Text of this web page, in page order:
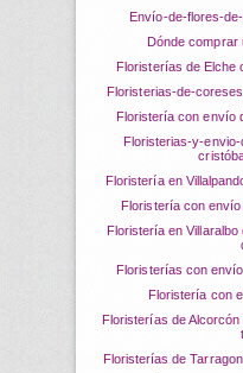
envío-de-flores-
Dónde
Floristerías de
floristerias-de-
Floristería con envío
floristerias-y-envio-de-flores-a-domicilio-en-san-
Floristería en
Floristería con
Floristería en Villaralbo especializada en bodas y envío
Floristerías con
Floristería con
Floristerías de Alcorcón con envío de flores a domicilio y
Floristerías de